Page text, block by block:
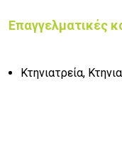
Επαγγελματικές
Κτηνιατρεία,